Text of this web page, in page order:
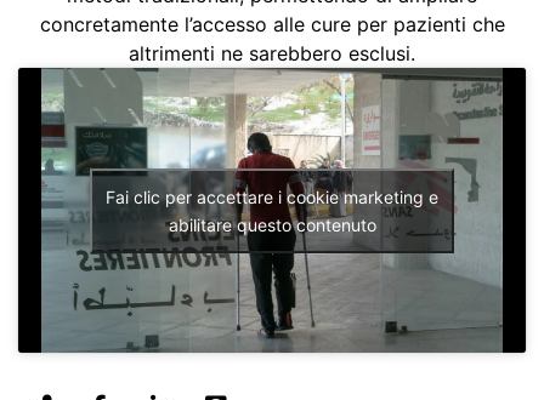
concretamente l’accesso alle cure per pazienti che
altrimenti ne sarebbero esclusi.
Fai clic per accettare i cookie marketing e
abilitare questo contenuto